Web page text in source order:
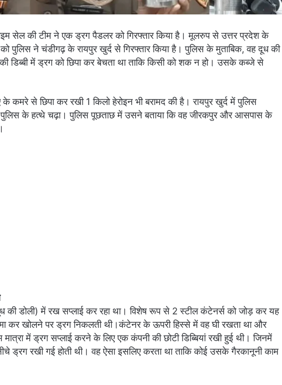
सेल की टीम ने एक ड्रग पैडलर को गिरफ्तार किया है। मूलरुप से उत्तर प्रदेश के
पुलिस ने चंडीगढ़ के रायपुर खुर्द से गिरफ्तार किया है। पुलिस के मुताबिक, वह दूध की
डिब्बी में ड्रग को छिपा कर बेचता था ताकि किसी को शक न हो। उसके कब्जे से
कमरे से छिपा कर रखी 1 किलो हेरोइन भी बरामद की है। रायपुर खुर्द में पुलिस
पुलिस के हत्थे चढ़ा। पुलिस पूछताछ में उसने बताया कि वह जीरकपुर और आसपास के
की डोली) में रख सप्लाई कर रहा था। विशेष रूप से 2 स्टील कंटेनर्स को जोड़ कर यह
कर खोलने पर ड्रग निकलती थी।कंटेनर के ऊपरी हिस्से में वह घी रखता था और
में ड्रग सप्लाई करने के लिए एक कंपनी की छोटी डिब्बियां रखी हुई थी। जिनमें
ड्रग रखी गई होती थी। वह ऐसा इसलिए करता था ताकि कोई उसके गैरकानूनी काम